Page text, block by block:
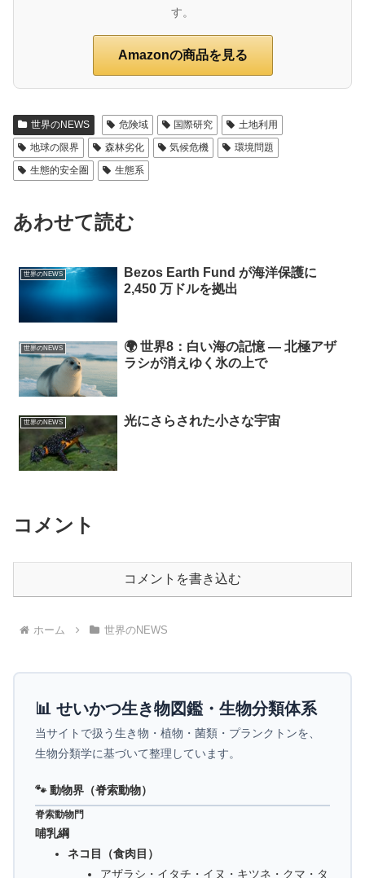
す。
Amazonの商品を見る
世界のNEWS 危険域 国際研究
土地利用
地球の限界
森林劣化 気候危機
環境問題
生態的安全圏
生態系
あわせて読む
世界のNEWS
Bezos Earth Fund が海洋保護に
2,450 万ドルを拠出
世界のNEWS
🌍 世界8：白い海の記憶 ― 北極アザ
ラシが消えゆく氷の上で
世界のNEWS 光にさらされた小さな宇宙
コメント
コメントを書き込む
ホーム 世界のNEWS
📊 せいかつ生き物図鑑・生物分類体系
当サイトで扱う生き物・植物・菌類・プランクトンを、
生物分類学に基づいて整理しています。
🐾 動物界（脊索動物）
脊索動物門
哺乳綱
ネコ目（食肉目）
アザラシ・イタチ・イヌ・キツネ・クマ・タ